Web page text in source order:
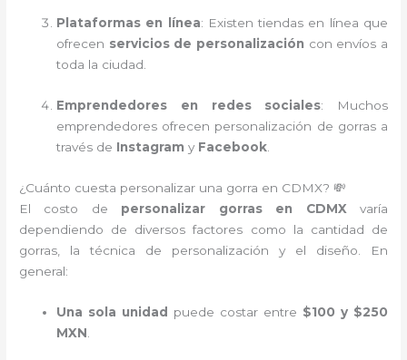
Plataformas en línea: Existen tiendas en línea que
ofrecen servicios de personalización con envíos a
toda la ciudad.
Emprendedores en redes sociales: Muchos
emprendedores ofrecen personalización de gorras a
través de Instagram y Facebook.
¿Cuánto cuesta personalizar una gorra en CDMX? 💸
El costo de personalizar gorras en CDMX varía
dependiendo de diversos factores como la cantidad de
gorras, la técnica de personalización y el diseño. En
general:
Una sola unidad puede costar entre $100 y $250
MXN